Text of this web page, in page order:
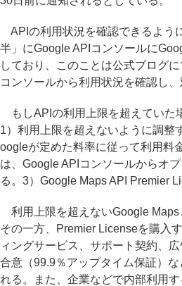
APIの利用状況を確認できるよう
半」にGoogle APIコンソールに
しており、このことは公式ブログ
コンソールから利用状況を確認し、
もしAPIの利用上限を超えていた
1）利用上限を超えないように調整
oogleが定めた料率に従って利用料
は、Google APIコンソールからオ
る。3）Google Maps API Premier
利用上限を超えないGoogle Maps
その一方、Premier Licenseを購入
ィングサービス、サポート契約、
合意（99.9％アップタイム保証）
れる。また、企業などで内部利用